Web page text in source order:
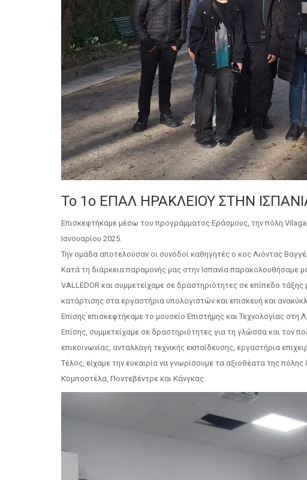
Το 1ο ΕΠΑΛ ΗΡΑΚΛΕΙΟΥ ΣΤΗΝ
Επισκεφτήκαμε μέσω του προγράμματος Εράσμους, την πόλη
Ιανουαρίου 2025.
Την ομάδα αποτελούσαν οι συνοδοί καθηγητές ο κος Λιόντας
Κατά τη διάρκεια παραμονής μας στην Ισπανία παρακολουθήσαμε
VALLEDOR και συμμετείχαμε σε δραστηριότητες σε επίπεδο
κατάρτισης στα εργαστήρια υπολογιστών και επισκευή και
Επίσης επισκεφτήκαμε το μουσείο Επιστήμης και Τεχνολογίας
Επίσης, συμμετείχαμε σε δραστηριότητες για τη γλώσσα και τον
επικοινωνίας, ανταλλαγή τεχνικής εκπαίδευσης, εργαστήρια
Τέλος, είχαμε την ευκαιρία να γνωρίσουμε τα αξιοθέατα της πόλης
Κομποστέλα, Ποντεβέντρε και Κάνγκας.